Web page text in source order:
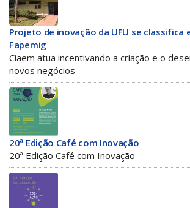
Projeto de inovação da UFU se classifica
Fapemig
Ciaem atua incentivando a criação e o
novos negócios
20ª Edição Café com Inovação
20ª Edição Café com Inovação